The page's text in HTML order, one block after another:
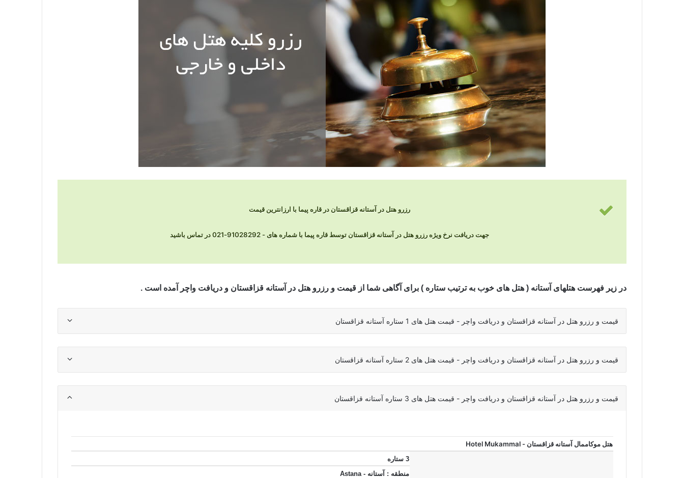
رزرو هتل در آستانه قزاقستان در قاره پیما با ارزانترین قیمت
جهت دریافت نرخ ویژه رزرو هتل در آستانه قزاقستان توسط قاره پیما با شماره های - 91028292-021 در تماس باشید
در زیر فهرست هتلهای آستانه ( هتل های خوب به ترتیب ستاره ) برای آگاهی شما ازقیمت و رزرو هتل در آستانه قزاقستان و دریافت واچر آمده است .
قیمت و رزرو هتل در آستانه قزاقستان و دریافت واچر - قیمت هتل های 1 ستاره آستانه قزاقستان
قیمت و رزرو هتل در آستانه قزاقستان و دریافت واچر - قیمت هتل های 2 ستاره آستانه قزاقستان
قیمت و رزرو هتل در آستانه قزاقستان و دریافت واچر - قیمت هتل های 3 ستاره آستانه قزاقستان
هتل موکاممال آستانه قزاقستان - Hotel Mukammal
3 ستاره
منطقه : آستانه - Astana